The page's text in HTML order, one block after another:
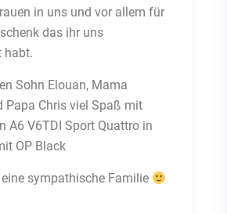
in uns und vor allem für
das ihr uns
habt.
Sohn Elouan, Mama
Papa Chris viel Spaß mit
A6 V6TDI Sport Quattro in
OP Black
sympathische Familie